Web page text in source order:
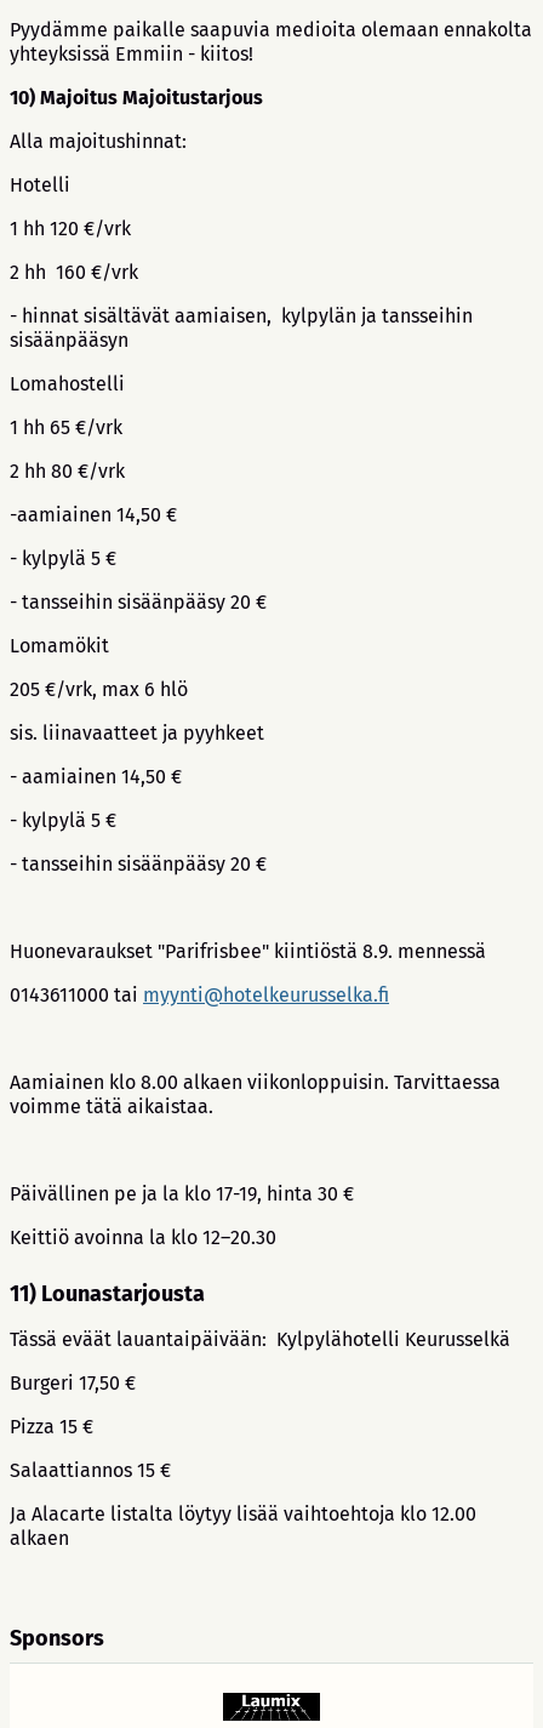
Pyydämme paikalle saapuvia medioita olemaan ennakolta
yhteyksissä Emmiin - kiitos!
10) Majoitus Majoitustarjous
Alla majoitushinnat:
Hotelli
1 hh 120 €/vrk
2 hh 160 €/vrk
- hinnat sisältävät aamiaisen, kylpylän ja tansseihin
sisäänpääsyn
Lomahostelli
1 hh 65 €/vrk
2 hh 80 €/vrk
-aamiainen 14,50 €
- kylpylä 5 €
- tansseihin sisäänpääsy 20 €
Lomamökit
205 €/vrk, max 6 hlö
sis. liinavaatteet ja pyyhkeet
- aamiainen 14,50 €
- kylpylä 5 €
- tansseihin sisäänpääsy 20 €
Huonevaraukset "Parifrisbee" kiintiöstä 8.9. mennessä
0143611000 tai myynti@hotelkeurusselka.fi
Aamiainen klo 8.00 alkaen viikonloppuisin. Tarvittaessa
voimme tätä aikaistaa.
Päivällinen pe ja la klo 17-19, hinta 30 €
Keittiö avoinna la klo 12–20.30
11) Lounastarjousta
Tässä eväät lauantaipäivään: Kylpylähotelli Keurusselkä
Burgeri 17,50 €
Pizza 15 €
Salaattiannos 15 €
Ja Alacarte listalta löytyy lisää vaihtoehtoja klo 12.00
alkaen
Sponsors